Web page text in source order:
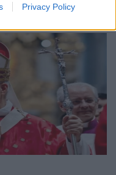
Privacy Policy